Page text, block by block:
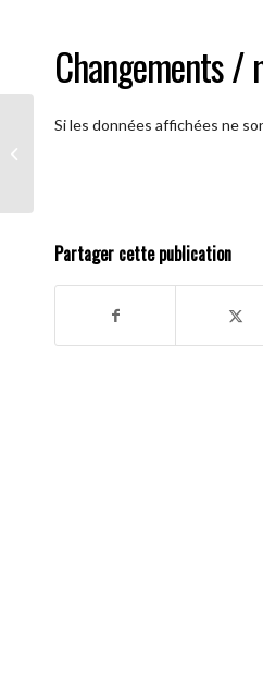
Changements /
Si les données affichées ne
Partager cette publication